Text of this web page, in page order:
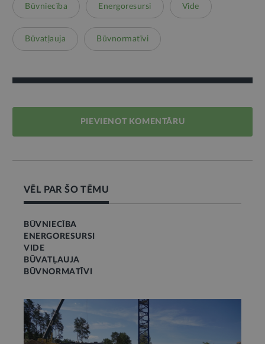
Būvniecība Energoresursi Vide
Būvatļauja Būvnormatīvi
PIEVIENOT KOMENTĀRU
VĒL PAR ŠO TĒMU
BŪVNIECĪBA
ENERGORESURSI
VIDE
BŪVATĻAUJA
BŪVNORMATĪVI